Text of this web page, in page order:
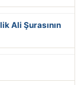
Ali Şurasının